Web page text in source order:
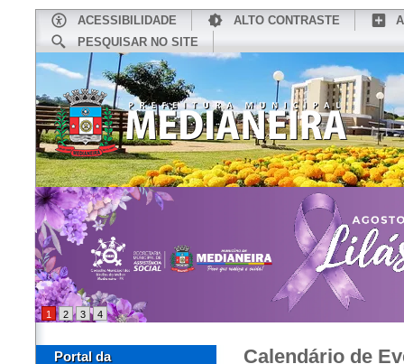
ACESSIBILIDADE ALTO CONTRASTE
PESQUISAR NO SITE
CONHEÇA MEDIANEIRA
1 2 3 4
Portal da
Calendário de